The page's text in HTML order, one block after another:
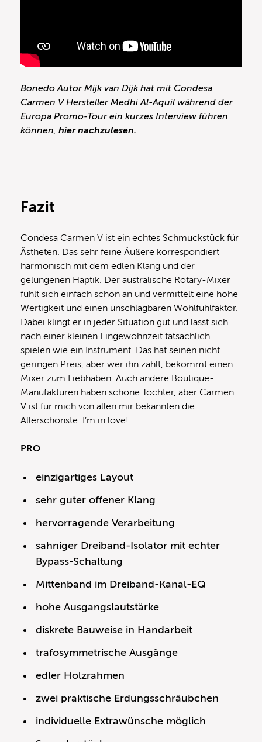
Bonedo Autor Mijk van Dijk hat mit Condesa
Carmen V Hersteller Medhi Al-Aquil während der
Europa Promo-Tour ein kurzes Interview führen
können, hier nachzulesen.
Fazit
Condesa Carmen V ist ein echtes Schmuckstück für
Ästheten. Das sehr feine Äußere korrespondiert
harmonisch mit dem edlen Klang und der
gelungenen Haptik. Der australische Rotary-Mixer
fühlt sich einfach schön an und vermittelt eine hohe
Wertigkeit und einen unschlagbaren Wohlfühlfaktor.
Dabei klingt er in jeder Situation gut und lässt sich
nach einer kleinen Eingewöhnzeit tatsächlich
spielen wie ein Instrument. Das hat seinen nicht
geringen Preis, aber wer ihn zahlt, bekommt einen
Mixer zum Liebhaben. Auch andere Boutique-
Manufakturen haben schöne Töchter, aber Carmen
V ist für mich von allen mir bekannten die
Allerschönste. I’m in love!
PRO
einzigartiges Layout
sehr guter offener Klang
hervorragende Verarbeitung
sahniger Dreiband-Isolator mit echter
Bypass-Schaltung
Mittenband im Dreiband-Kanal-EQ
hohe Ausgangslautstärke
diskrete Bauweise in Handarbeit
trafosymmetrische Ausgänge
edler Holzrahmen
zwei praktische Erdungsschräubchen
individuelle Extrawünsche möglich